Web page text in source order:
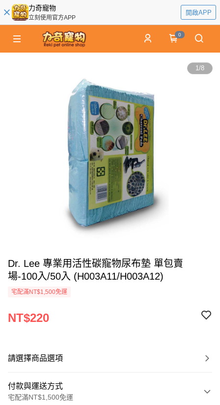
力奇寵物
立刻使用官方APP
開啟APP
0
1/8
Dr. Lee 專業用活性碳寵物尿布墊 單包賣
場-100入/50入 (H003A11/H003A12)
宅配滿NT$1,500免運
NT$220
請選擇商品選項
付款與運送方式
宅配滿NT$1,500免運